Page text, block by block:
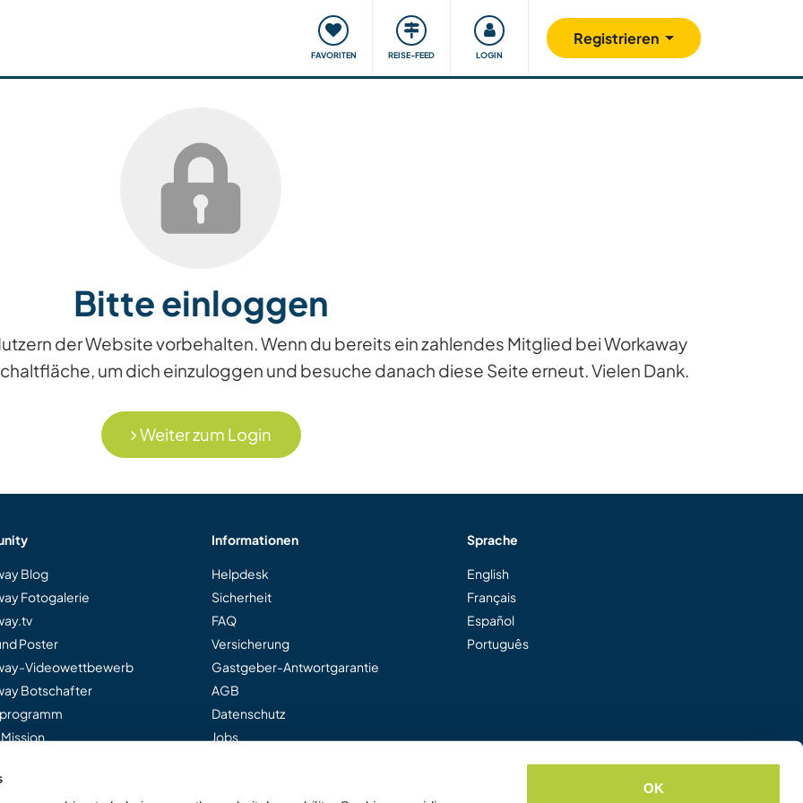
OK
FAVORITEN REISE-FEED LOGIN
Registrieren
Reisen & Lernen Unsere Community Gutes tun
Bitte einloggen
der Website vorbehalten. Wenn du bereits ein zahlendes Mitglied bei Workaway
um dich einzuloggen und besuche danach diese Seite erneut. Vielen Dank.
Weiter zum Login
Blog
Fotogalerie
Poster
Videowettbewerb
Botschafter
Informationen
Helpdesk
Sicherheit
FAQ
Versicherung
Gastgeber-Antwortgarantie
AGB
Datenschutz
Jobs
Sprache
English
Français
Español
Português